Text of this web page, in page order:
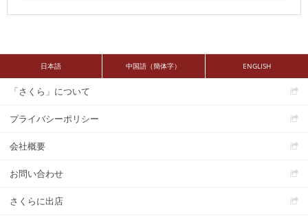
日本語 中国語（簡体字） ENGLISH
「さくら」について
プライバシーポリシー
会社概要
お問い合わせ
さくらに出店